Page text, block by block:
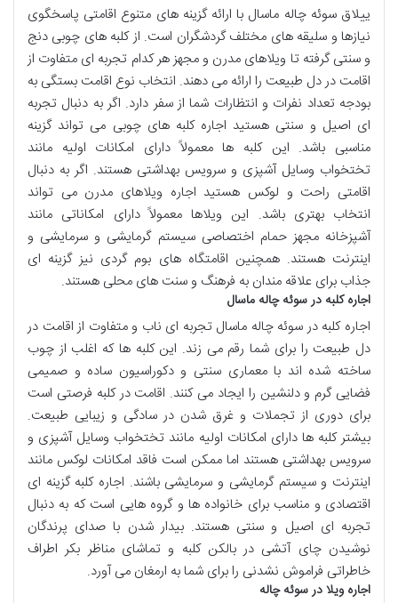
ییلاق سوئه چاله ماسال با ارائه گزینه های متنوع اقامتی پاسخگوی
نیازها و سلیقه های مختلف گردشگران است. از کلبه های چوبی دنج
و سنتی گرفته تا ویلاهای مدرن و مجهز هر کدام تجربه ای متفاوت از
اقامت در دل طبیعت را ارائه می دهند. انتخاب نوع اقامت بستگی به
بودجه تعداد نفرات و انتظارات شما از سفر دارد. اگر به دنبال تجربه
ای اصیل و سنتی هستید اجاره کلبه های چوبی می تواند گزینه
مناسبی باشد. این کلبه ها معمولاً دارای امکانات اولیه مانند
تختخواب وسایل آشپزی و سرویس بهداشتی هستند. اگر به دنبال
اقامتی راحت و لوکس هستید اجاره ویلاهای مدرن می تواند
انتخاب بهتری باشد. این ویلاها معمولاً دارای امکاناتی مانند
آشپزخانه مجهز حمام اختصاصی سیستم گرمایشی و سرمایشی و
اینترنت هستند. همچنین اقامتگاه های بوم گردی نیز گزینه ای
جذاب برای علاقه مندان به فرهنگ و سنت های محلی هستند.
اجاره کلبه در سوئه چاله ماسال
اجاره کلبه در سوئه چاله ماسال تجربه ای ناب و متفاوت از اقامت در
دل طبیعت را برای شما رقم می زند. این کلبه ها که اغلب از چوب
ساخته شده اند با معماری سنتی و دکوراسیون ساده و صمیمی
فضایی گرم و دلنشین را ایجاد می کنند. اقامت در کلبه فرصتی است
برای دوری از تجملات و غرق شدن در سادگی و زیبایی طبیعت.
بیشتر کلبه ها دارای امکانات اولیه مانند تختخواب وسایل آشپزی و
سرویس بهداشتی هستند اما ممکن است فاقد امکانات لوکس مانند
اینترنت و سیستم گرمایشی و سرمایشی باشند. اجاره کلبه گزینه ای
اقتصادی و مناسب برای خانواده ها و گروه هایی است که به دنبال
تجربه ای اصیل و سنتی هستند. بیدار شدن با صدای پرندگان
نوشیدن چای آتشی در بالکن کلبه و تماشای مناظر بکر اطراف
خاطراتی فراموش نشدنی را برای شما به ارمغان می آورد.
اجاره ویلا در سوئه چاله